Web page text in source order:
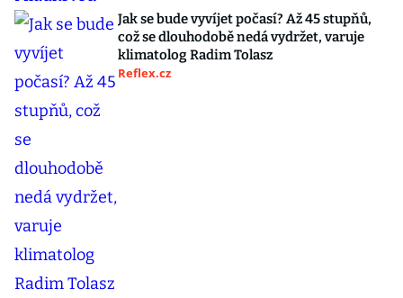
Jak se bude vyvíjet počasí? Až 45 stupňů,
což se dlouhodobě nedá vydržet, varuje
klimatolog Radim Tolasz
Reflex.cz